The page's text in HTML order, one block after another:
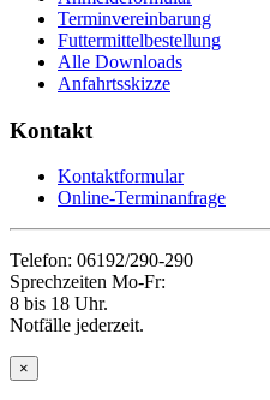
Terminvereinbarung
Futtermittelbestellung
Alle Downloads
Anfahrtsskizze
Kontakt
Kontaktformular
Online-Terminanfrage
Telefon: 06192/290-290
Sprechzeiten Mo-Fr:
8 bis 18 Uhr.
Notfälle jederzeit.
×